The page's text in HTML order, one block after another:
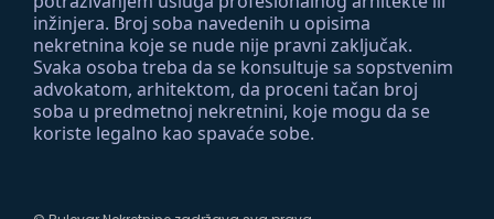
inžinjera. Broj soba navedenih u opisima
nekretnina koje se nude nije pravni zaključak.
Svaka osoba treba da se konsultuje sa sopstvenim
advokatom, arhitektom, da proceni tačan broj
soba u predmetnoj nekretnini, koje mogu da se
koriste legalno kao spavaće sobe.